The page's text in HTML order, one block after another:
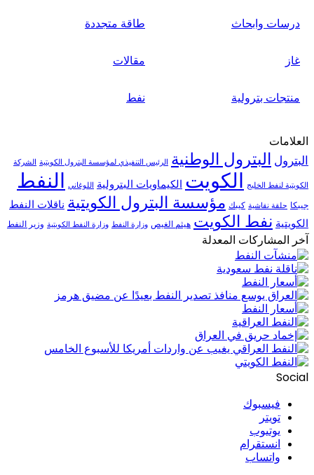
درسات وابحاث طاقة متجددة
غاز مقالات
منتجات بترولية نفط
العلامات
البترول البترول الوطنية الرئيس التنفيذي لمؤسسة البترول الكويتية الشركة
الكويتية لنفط الخليج الكويت الكيماويات البترولية اللوغاني النفط
جيبكا حلقة نقاشية كيبك مؤسسة البترول الكويتية ناقلات النفط
الكويتية نفط الكويت هيثم الغيص وزارة النفط وزارة النفط الكويتية وزير النفط
آخر المشاركات المعدلة
Social
فيسبوك
تويتر
يوتيوب
انستقرام
واتساب